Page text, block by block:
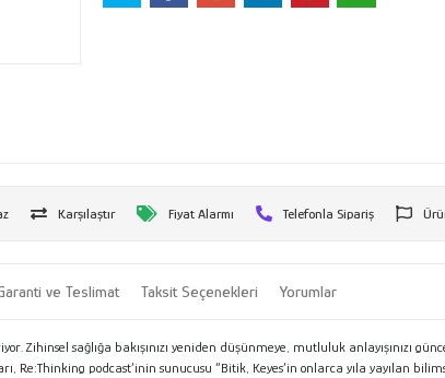
Karşılaştır Fiyat Alarmı Telefonla Sipariş
ve Teslimat Taksit Seçenekleri Yorumlar
Zihinsel sağlığa bakışınızı yeniden düşünmeye, mutluluk anlayışınızı
Re:Thinking podcast’inin sunucusu “Bitik, Keyes’in onlarca yıla yayılan